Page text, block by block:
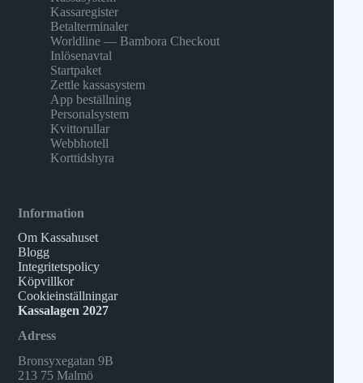
Kassaregister
Betalterminaler
Worldline — Bambora Checkout
Inlösenavtal
Startpaket
Zettle kassasystem
App beställning
Personalsystem
Kvittorullar
Webbhotell
Korttidshyra
Information
Om Kassahuset
Blogg
Integritetspolicy
Köpvillkor
Cookieinställningar
Kassalagen 2027
Adress
Bronsyxegatan 9B
213 75 Malmö